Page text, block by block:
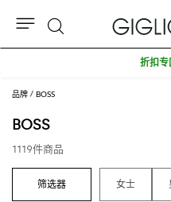
品牌 BOSS
BOSS
1119件商品
女士
折扣专